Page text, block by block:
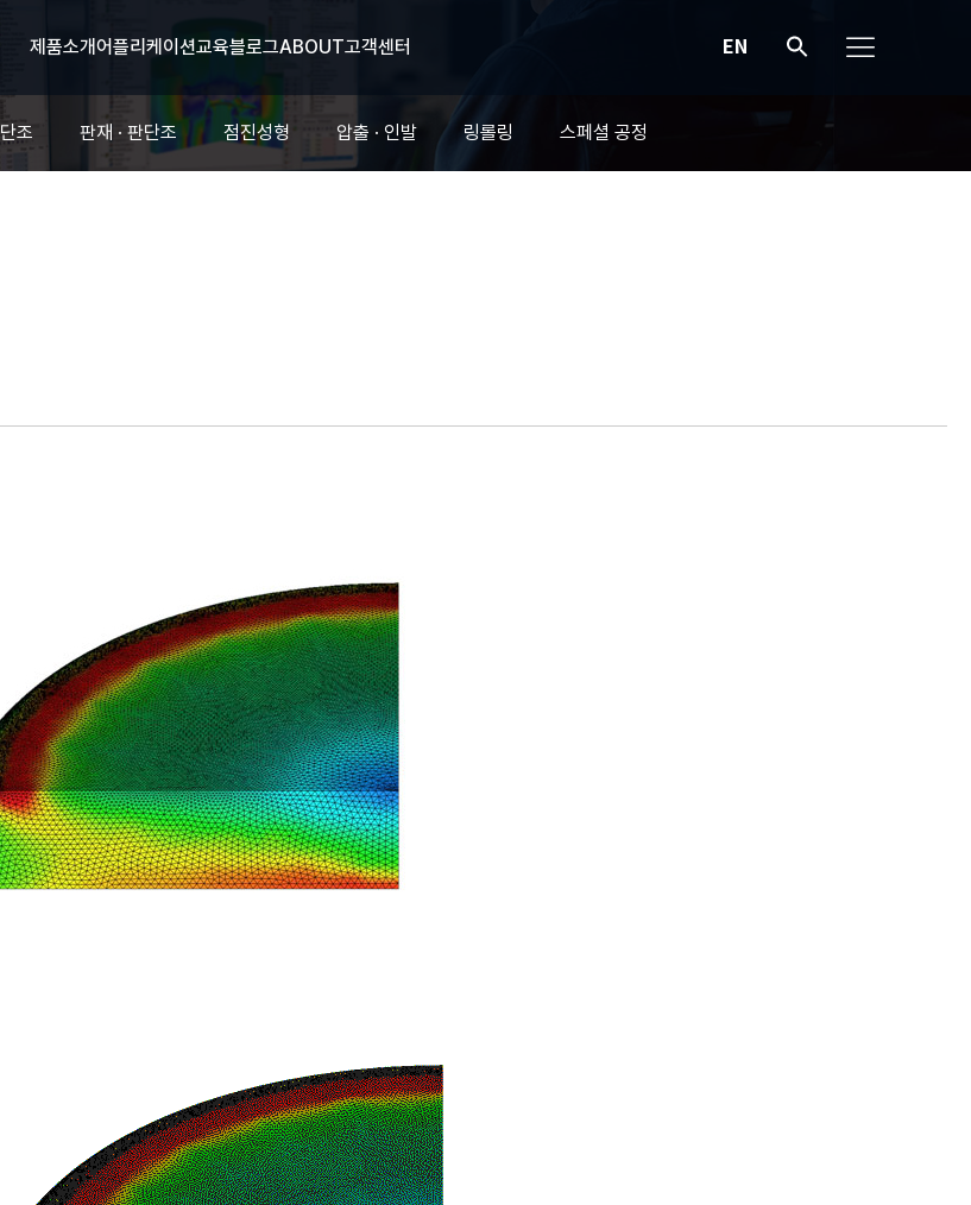
제품소개어플리케이션교육블로그ABOUT고객센터 EN
단조 판재 · 판단조 점진성형 압출 · 인발 링롤링 스페셜 공정